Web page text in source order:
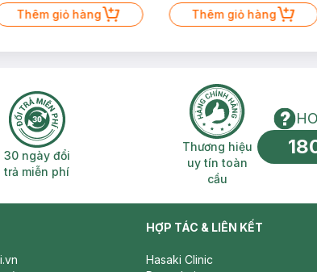
Thêm giỏ hàng Thêm giỏ hàng
30 ngày đổi trả miễn phí
30 ngày đổi
trả miễn phí
Thương hiệu uy
Thương hiệu
uy tín toàn
cầu
HỢP TÁC & LIÊN KẾT
Hasaki Clinic